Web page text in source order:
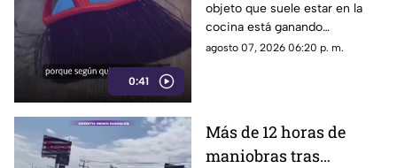
0:41
objeto que suele estar en la
cocina está ganando
popularidad entre quienes
agosto 07, 2026 06:20 p. m.
Más de 12 horas de
maniobras tras